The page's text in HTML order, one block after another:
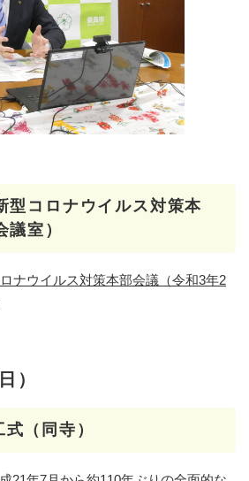
型コロナウイルス対策本
室）
ナウイルス対策本部会議（令和3年2
）
（同寺）